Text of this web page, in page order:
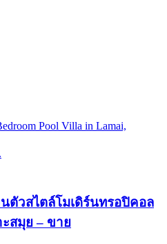
ตัวสไตล์โมเดิร์นทรอปิคอล
ะสมุย – ขาย